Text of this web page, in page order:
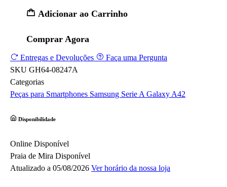
Adicionar ao Carrinho
Comprar Agora
Entregas e Devoluções
Faça uma Pergunta
SKU GH64-08247A
Categorias
Peças para Smartphones Samsung Serie A Galaxy A42
Disponibilidade
Online Disponível
Praia de Mira Disponível
Atualizado a 05/08/2026 Ver horário da nossa loja